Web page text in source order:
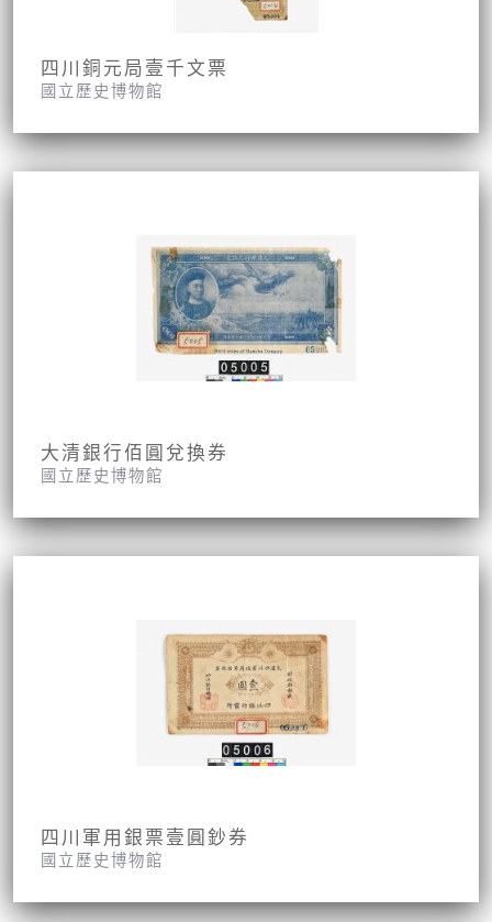
四川銅元局壹千文票
國立歷史博物館
大清銀行佰圓兌換券
國立歷史博物館
四川軍用銀票壹圓鈔券
國立歷史博物館